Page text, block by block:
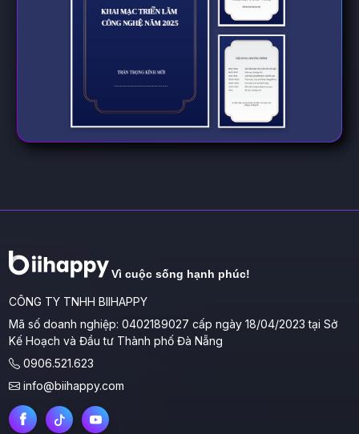
Vì cuộc sống hạnh phúc!
CÔNG TY TNHH BIIHAPPY
Mã số doanh nghiệp: 0402189027 cấp ngày 18/04/2023 tại Sở
Kế Hoạch và Đầu tư Thành phố Đà Nẵng
0906.521.623
info@biihappy.com